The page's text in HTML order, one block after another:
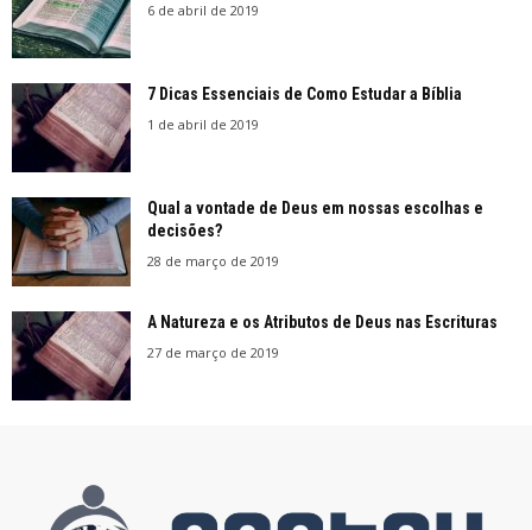
6 de abril de 2019
7 Dicas Essenciais de Como Estudar a Bíblia
1 de abril de 2019
Qual a vontade de Deus em nossas escolhas e
decisões?
28 de março de 2019
A Natureza e os Atributos de Deus nas Escrituras
27 de março de 2019